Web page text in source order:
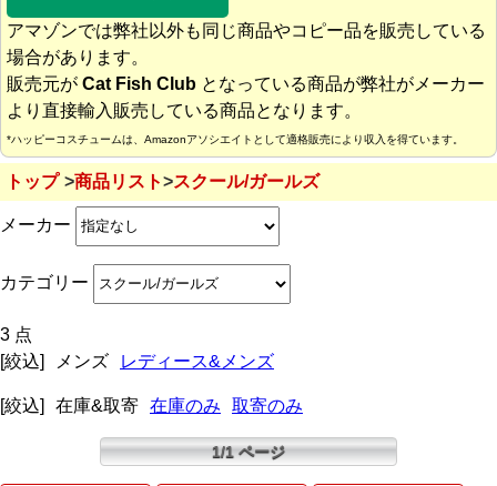
アマゾンでは弊社以外も同じ商品やコピー品を販売している
場合があります。
販売元が Cat Fish Club となっている商品が弊社がメーカー
より直接輸入販売している商品となります。
*ハッピーコスチュームは、Amazonアソシエイトとして適格販売により収入を得ています。
トップ 商品リスト スクール/ガールズ
メーカー
カテゴリー
3 点
[絞込]
メンズ レディース&メンズ
[絞込] 在庫&取寄 在庫のみ 取寄のみ
1/1 ページ